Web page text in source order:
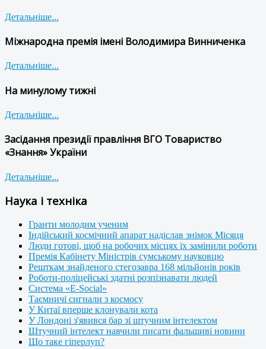
Детальніше...
Міжнародна премія імені Володимира Винниченка
Детальніше...
На минулому тижні
Детальніше...
Засідання президії правління ВГО Товариство
«Знання» України
Детальніше...
Наука і техніка
Гранти молодим ученим
Індійський космічний апарат надіслав знімок Місяця
Люди готові, щоб на робочих місцях їх замінили роботи
Премія Кабінету Міністрів сумському науковцю
Решткам знайденого стегозавра 168 мільйонів років
Роботи-поліцейські здатні розпізнавати людей
Система «E-Social»
Таємничі сигнали з космосу
У Китаї вперше клонували кота
У Лондоні з'явився бар зі штучним інтелектом
Штучний інтелект навчили писати фальшиві новини
Що таке гіперлуп?